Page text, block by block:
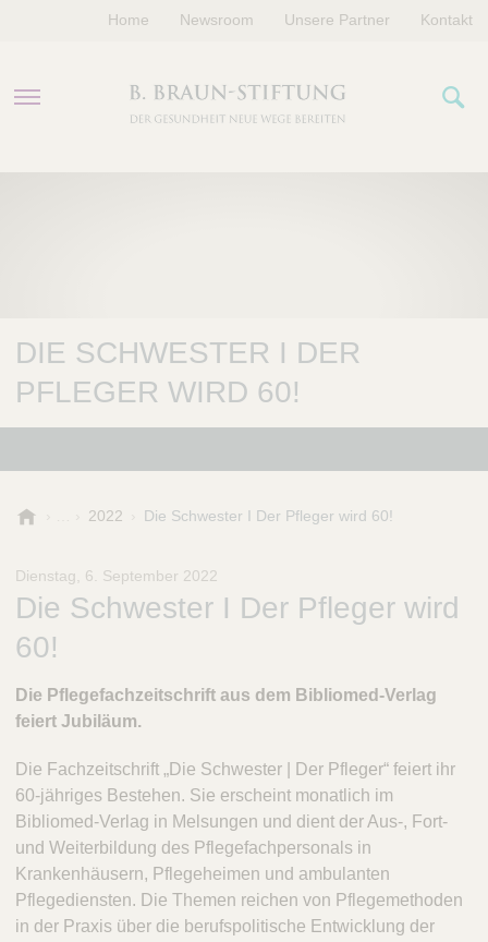
ÜBER UNS
Home Newsroom Unsere Partner Kontakt
DIE SCHWESTER I DER
PFLEGER WIRD 60!
r
a
n
S
t
f
u
g
2022 Die Schwester I Der Pfleger wird 60!
Dienstag, 6. September 2022
Die Schwester I Der Pfleger wird
60!
Die Pflegefachzeitschrift aus dem Bibliomed-Verlag
feiert Jubiläum.
Die Fachzeitschrift „Die Schwester | Der Pfleger“ feiert ihr
60-jähriges Bestehen. Sie erscheint monatlich im
Bibliomed-Verlag in Melsungen und dient der Aus-, Fort-
und Weiterbildung des Pflegefachpersonals in
Krankenhäusern, Pflegeheimen und ambulanten
Pflegediensten. Die Themen reichen von Pflegemethoden
in der Praxis über die berufspolitische Entwicklung der